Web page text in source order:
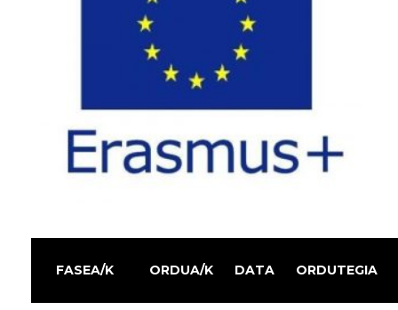
FASEA/K ORDUA/K DATA ORDUTEGIA